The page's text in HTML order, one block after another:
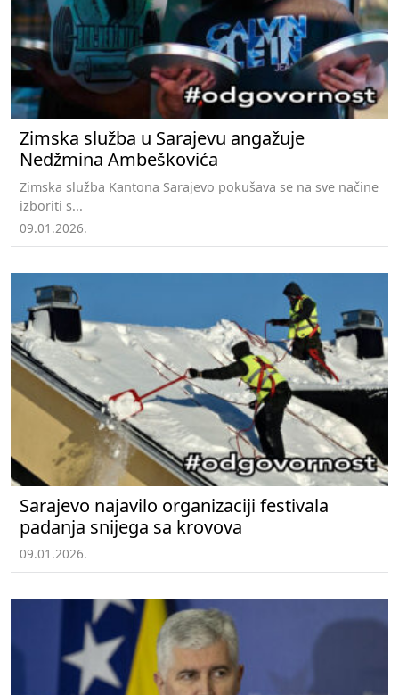
Zimska služba u Sarajevu angažuje
Nedžmina Ambeškovića
Zimska služba Kantona Sarajevo pokušava se na sve načine
izboriti s...
09.01.2026.
Sarajevo najavilo organizaciji festivala
padanja snijega sa krovova
09.01.2026.